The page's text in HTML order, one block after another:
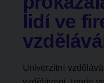
lidí ve
Univerzitní